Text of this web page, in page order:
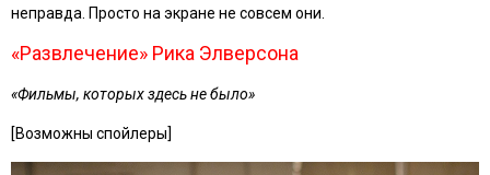
неправда. Просто на экране не совсем они.
«Развлечение» Рика Элверсона
«Фильмы, которых здесь не было»
[Возможны спойлеры]